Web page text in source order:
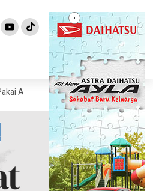
Ahli Ungkap Penampakan